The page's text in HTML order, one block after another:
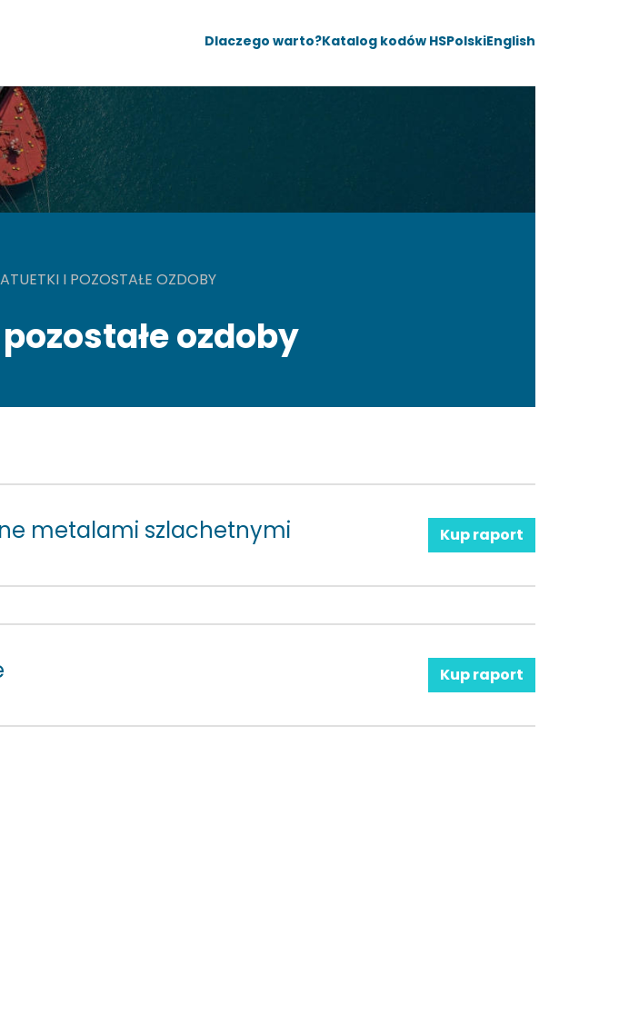
Dlaczego warto?Katalog kodów HSPolskiEnglish
I POZOSTAŁE OZDOBY
ozdoby
metalami szlachetnymi Kup raport
Kup raport